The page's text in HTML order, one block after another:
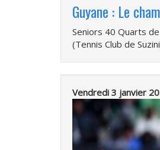
Guyane : Le
Seniors 40 Quarts
(Tennis Club de
Vendredi 3 janvier